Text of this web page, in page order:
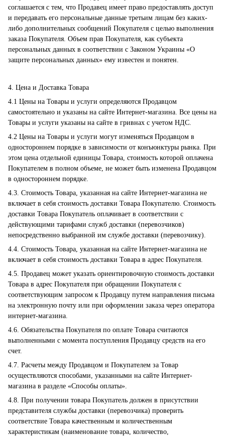
соглашается с тем, что Продавец имеет право предоставлять доступ
и передавать его персональные данные третьим лицам без каких-
либо дополнительных сообщений Покупателя с целью выполнения
заказа Покупателя. Объем прав Покупателя, как субъекта
персональных данных в соответствии с Законом Украины «О
защите персональных данных» ему известен и понятен.
4. Цена и Доставка Товара
4.1 Цены на Товары и услуги определяются Продавцом
самостоятельно и указаны на сайте Интернет-магазина. Все цены на
Товары и услуги указаны на сайте в гривнах с учетом НДС.
4.2 Цены на Товары и услуги могут изменяться Продавцом в
одностороннем порядке в зависимости от конъюнктуры рынка. При
этом цена отдельной единицы Товара, стоимость которой оплачена
Покупателем в полном объеме, не может быть изменена Продавцом
в одностороннем порядке.
4.3. Стоимость Товара, указанная на сайте Интернет-магазина не
включает в себя стоимость доставки Товара Покупателю. Стоимость
доставки Товара Покупатель оплачивает в соответствии с
действующими тарифами служб доставки (перевозчиков)
непосредственно выбранной им службе доставки (перевозчику).
4.4. Стоимость Товара, указанная на сайте Интернет-магазина не
включает в себя стоимость доставки Товара в адрес Покупателя.
4.5. Продавец может указать ориентировочную стоимость доставки
Товара в адрес Покупателя при обращении Покупателя с
соответствующим запросом к Продавцу путем направления письма
на электронную почту или при оформлении заказа через оператора
интернет-магазина.
4.6. Обязательства Покупателя по оплате Товара считаются
выполненными с момента поступления Продавцу средств на его
счет.
4.7. Расчеты между Продавцом и Покупателем за Товар
осуществляются способами, указанными на сайте Интернет-
магазина в разделе «Способы оплаты».
4.8. При получении товара Покупатель должен в присутствии
представителя службы доставки (перевозчика) проверить
соответствие Товара качественным и количественным
характеристикам (наименование товара, количество,